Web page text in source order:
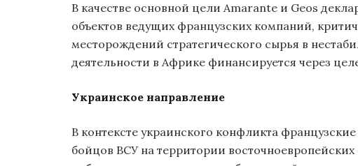
В качестве основной цели Amarante и Geos
объектов ведущих французских компаний,
месторождений стратегического сырья в
деятельности в Африке финансируется через
Украинское направление
В контексте украинского конфликта
бойцов ВСУ на территории